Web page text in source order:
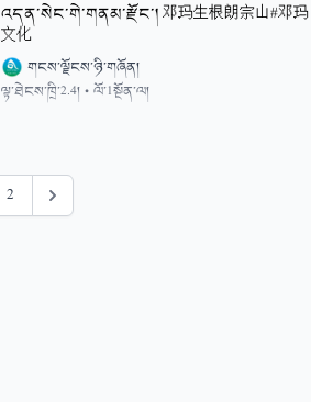
འདན་སེང་གེ་གནམ་རྫོང་། 邓玛生根朗宗山#邓玛
文化
གངས་ལྗོངས་ཉི་གཞོན།
ལྟ་ཐེངས་ཁྲི་2.4། • ལོ་1སྔོན་ལ།
2 རྗེས་མ།